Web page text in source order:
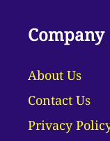
Company
About Us
Contact Us
Privacy